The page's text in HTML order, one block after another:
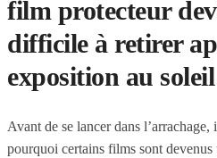
film protecteur
difficile à retirer
exposition au soleil
Avant de se lancer dans
pourquoi certains films sont devenus